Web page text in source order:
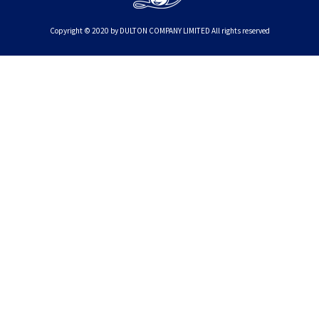
Copyright © 2020 by DULTON COMPANY LIMITED All rights reserved